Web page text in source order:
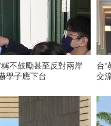
稱不鼓勵甚至反對兩岸
學子應下台
台“
交